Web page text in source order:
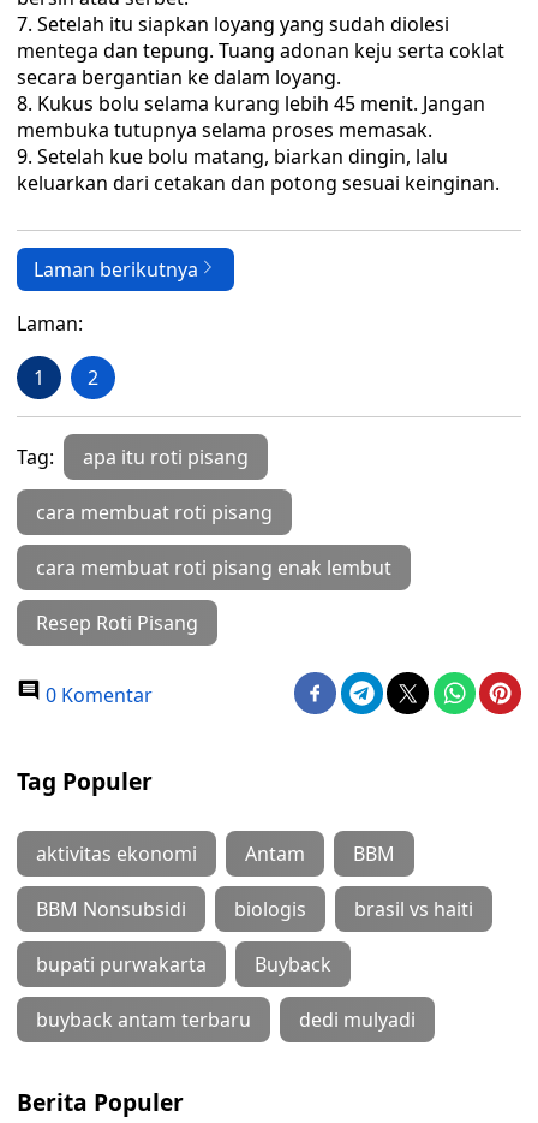
Setelah itu siapkan loyang yang sudah diolesi
mentega dan tepung. Tuang adonan keju serta coklat
secara bergantian ke dalam loyang.
Kukus bolu selama kurang lebih 45 menit. Jangan
membuka tutupnya selama proses memasak.
Setelah kue bolu matang, biarkan dingin, lalu
keluarkan dari cetakan dan potong sesuai keinginan.
Laman berikutnya
Laman:
1 2
Tag: apa itu roti pisang
cara membuat roti pisang
cara membuat roti pisang enak lembut
Resep Roti Pisang
0 Komentar
Tag Populer
aktivitas ekonomi Antam BBM
BBM Nonsubsidi biologis brasil vs haiti
bupati purwakarta Buyback
buyback antam terbaru dedi mulyadi
Berita Populer